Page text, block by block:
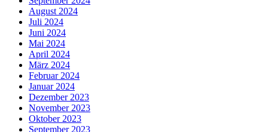
August 2024
Juli 2024
Juni 2024
Mai 2024
April 2024
März 2024
Februar 2024
Januar 2024
Dezember 2023
November 2023
Oktober 2023
September 2023